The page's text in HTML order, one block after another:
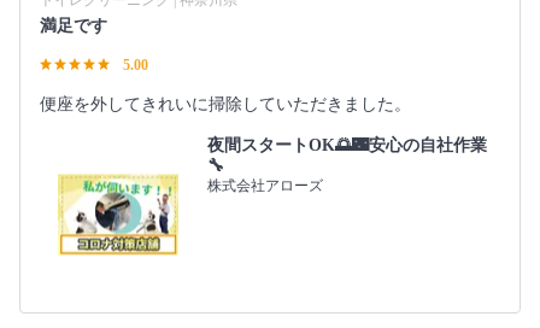
満足です
5.00
便座を外してきれいに掃除していただきました。
夜間スタートOK🌅🌃安心の自社作業
🔧
株式会社アローズ